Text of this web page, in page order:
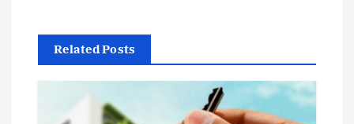
г
а
Related Posts